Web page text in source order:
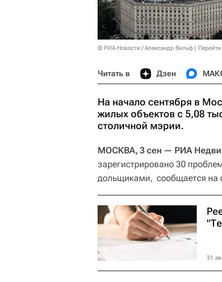
© РИА Новости / Александр Вильф
Читать в Дзен
На начало сентября в
жилых объектов с 5,08
столичной мэрии.
МОСКВА, 3 сен — РИА
зарегистрировано 30
дольщиками, сообщается на
31